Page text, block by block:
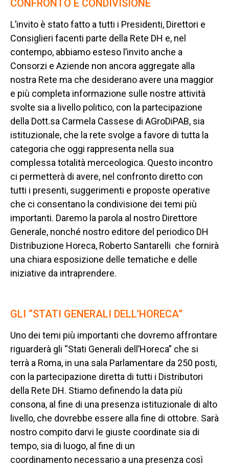
CONFRONTO E CONDIVISIONE
L’invito è stato fatto a tutti i Presidenti, Direttori e
Consiglieri facenti parte della Rete DH e, nel
contempo, abbiamo esteso l’invito anche a
Consorzi e Aziende non ancora aggregate alla
nostra Rete ma che desiderano avere una maggior
e più completa informazione sulle nostre attività
svolte sia a livello politico, con la partecipazione
della Dott.sa Carmela Cassese di AGroDiPAB, sia
istituzionale, che la rete svolge a favore di tutta la
categoria che oggi rappresenta nella sua
complessa totalità merceologica. Questo incontro
ci permetterà di avere, nel confronto diretto con
tutti i presenti, suggerimenti e proposte operative
che ci consentano la condivisione dei temi più
importanti. Daremo la parola al nostro Direttore
Generale, nonché nostro editore del periodico DH
Distribuzione Horeca, Roberto Santarelli che fornirà
una chiara esposizione delle tematiche e delle
iniziative da intraprendere.
GLI “STATI GENERALI DELL’HORECA”
Uno dei temi più importanti che dovremo affrontare
riguarderà gli “Stati Generali dell’Horeca” che si
terrà a Roma, in una sala Parlamentare da 250 posti,
con la partecipazione diretta di tutti i Distributori
della Rete DH. Stiamo definendo la data più
consona, al fine di una presenza istituzionale di alto
livello, che dovrebbe essere alla fine di ottobre. Sarà
nostro compito darvi le giuste coordinate sia di
tempo, sia di luogo, al fine di un
coordinamento necessario a una presenza così